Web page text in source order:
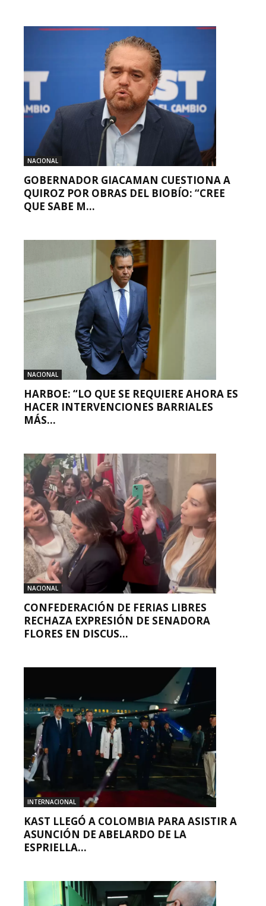
NACIONAL
GOBERNADOR GIACAMAN CUESTIONA A
QUIROZ POR OBRAS DEL BIOBÍO: “CREE
QUE SABE M...
NACIONAL
HARBOE: “LO QUE SE REQUIERE AHORA ES
HACER INTERVENCIONES BARRIALES
MÁS...
NACIONAL
CONFEDERACIÓN DE FERIAS LIBRES
RECHAZA EXPRESIÓN DE SENADORA
FLORES EN DISCUS...
INTERNACIONAL
KAST LLEGÓ A COLOMBIA PARA ASISTIR A
ASUNCIÓN DE ABELARDO DE LA
ESPRIELLA...